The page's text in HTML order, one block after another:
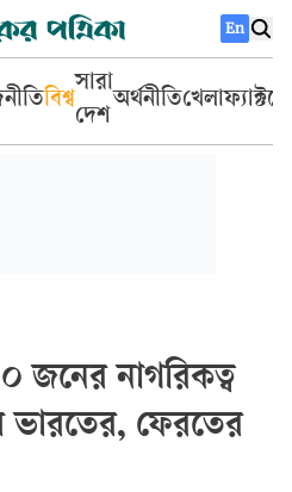
En
বিশ্ব
সারা
দেশ
অর্থনীতিখেলা
জনের নাগরিকত্ব
ভারতের, ফেরতের